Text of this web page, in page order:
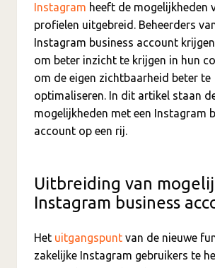
Instagram heeft de mogelijkheden
profielen uitgebreid. Beheerders
Instagram business account
om beter inzicht te krijgen in hun
om de eigen zichtbaarheid beter te
optimaliseren. In dit artikel staan
mogelijkheden met een Instagram
account op een rij.
Uitbreiding van
Instagram business
Het uitgangspunt van de nieuwe
zakelijke Instagram gebruikers te